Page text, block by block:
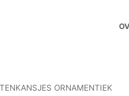
ORNAMENTIEK